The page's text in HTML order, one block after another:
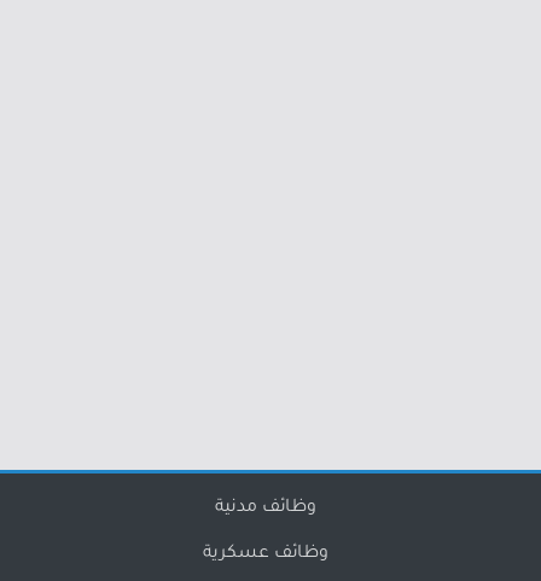
وظائف مدنية
وظائف عسكرية